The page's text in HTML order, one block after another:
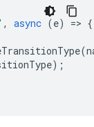
, async (e) => {
(
);